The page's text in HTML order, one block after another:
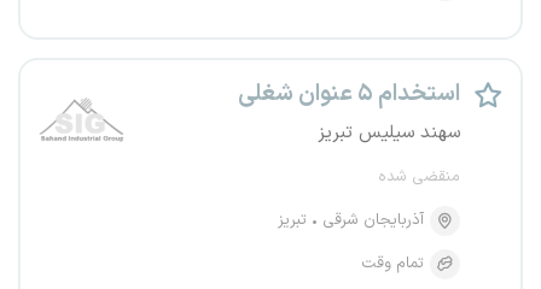
استخدام ۵ عنوان شغلی
سهند سیلیس تبریز
منقضی شده
آذربایجان شرقی
تبریز
تمام وقت